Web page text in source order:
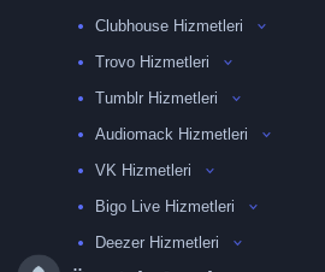
Clubhouse Hizmetleri
Trovo Hizmetleri
Tumblr Hizmetleri
Audiomack Hizmetleri
VK Hizmetleri
Bigo Live Hizmetleri
Deezer Hizmetleri